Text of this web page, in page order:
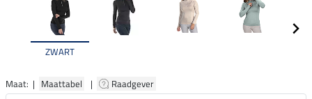
ZWART
Maat: | Maattabel | Raadgever